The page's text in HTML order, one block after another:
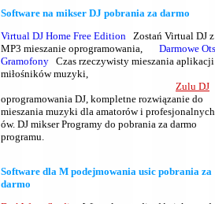
Software na mikser DJ pobrania za darmo
Virtual DJ Home Free Edition Zostań Virtual DJ
MP3 mieszanie oprogramowania, Darmowe Ots
Gramofony Czas rzeczywisty mieszania
miłośników muzyki,
Zulu DJ
oprogramowania DJ, kompletne rozwiązanie do
mieszania muzyki dla amatorów i
ów. DJ mikser Programy do pobrania za darmo
programu.
Software dla M podejmowania usic pobrania za
darmo